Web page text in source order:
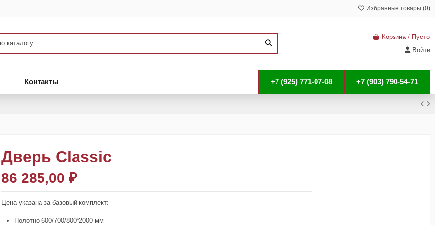
Избранные товары (0)
Корзина / Пусто
Войти
Контакты +7 (903) 790-54-71
+7 (925) 771-07-08
Дверь Classic
86 285,00 ₽
Цена указана за базовый комплект:
Полотно 600/700/800*2000 мм